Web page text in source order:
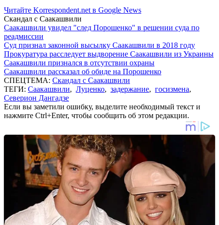
Читайте Korrespondent.net в Google News
Скандал с Саакашвили
Саакашвили увидел "след Порошенко" в решении суда по
реадмиссии
Суд признал законной высылку Саакашвили в 2018 году
Прокуратура расследует выдворение Саакашвили из Украины
Саакашвили признался в отсутствии охраны
Саакашвили рассказал об обиде на Порошенко
СПЕЦТЕМА: Скандал с Саакашвили
ТЕГИ: Саакашвили, Луценко, задержание, госизмена,
Северион Дангадзе
Если вы заметили ошибку, выделите необходимый текст и
нажмите Ctrl+Enter, чтобы сообщить об этом редакции.